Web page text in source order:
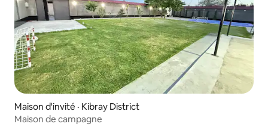
Maison d'invité · Kibray District
Maison de campagne